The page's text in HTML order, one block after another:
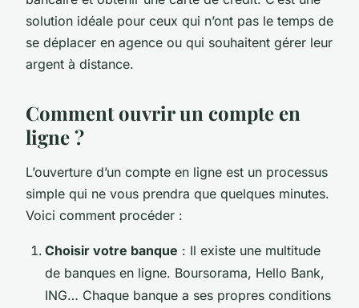
solution idéale pour ceux qui n’ont pas le temps de
se déplacer en agence ou qui souhaitent gérer leur
argent à distance.
Comment ouvrir un compte en
ligne ?
L’ouverture d’un compte en ligne est un processus
simple qui ne vous prendra que quelques minutes.
Voici comment procéder :
Choisir votre banque : Il existe une multitude
de banques en ligne. Boursorama, Hello Bank,
ING… Chaque banque a ses propres conditions